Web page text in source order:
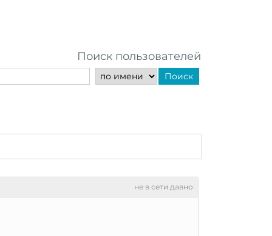
Поиск пользователей
Поиск
не в сети давно